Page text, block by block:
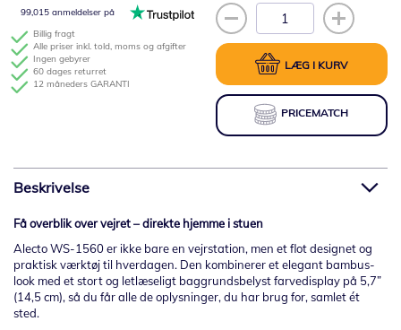
LÆG I KURV
PRICEMATCH
Billig fragt
Alle priser inkl. told, moms og afgifter
Ingen gebyrer
60 dages returret
12 måneders GARANTI
99,015 anmeldelser på
Beskrivelse
Få overblik over vejret – direkte hjemme i stuen
Alecto WS-1560 er ikke bare en vejrstation, men et flot designet og
praktisk værktøj til hverdagen. Den kombinerer et elegant bambus-
look med et stort og letlæseligt baggrundsbelyst farvedisplay på 5,7”
(14,5 cm), så du får alle de oplysninger, du har brug for, samlet ét
sted.